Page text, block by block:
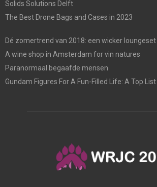
Solids Solutions Delft
The Best Drone Bags and Cases in 2023
Dé zomertrend van 2018: een wicker loungeset
A wine shop in Amsterdam for vin natures
Paranormaal begaafde mensen
Gundam Figures For A Fun-Filled Life: A Top List